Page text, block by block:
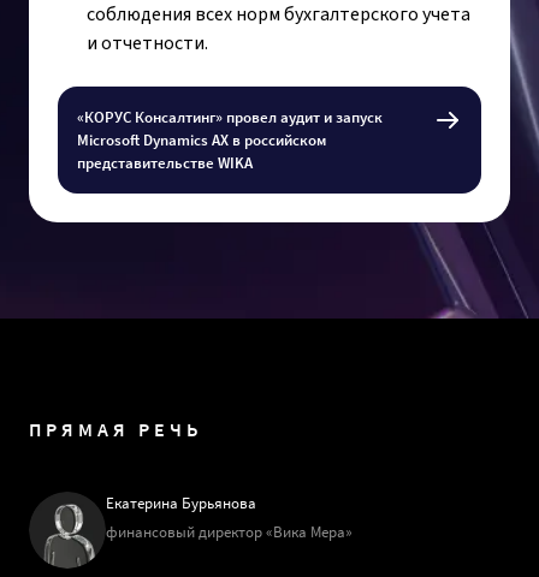
соблюдения всех норм бухгалтерского учета
и отчетности.
«КОРУС Консалтинг» провел аудит и запуск
Microsoft Dynamics AX в российском
представительстве WIKA
ПРЯМАЯ РЕЧЬ
Екатерина Бурьянова
финансовый директор «Вика Мера»